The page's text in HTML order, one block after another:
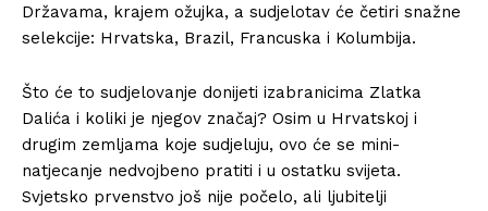
Državama, krajem ožujka, a sudjelotav će četiri snažne
selekcije: Hrvatska, Brazil, Francuska i Kolumbija.
Što će to sudjelovanje donijeti izabranicima Zlatka
Dalića i koliki je njegov značaj? Osim u Hrvatskoj i
drugim zemljama koje sudjeluju, ovo će se mini-
natjecanje nedvojbeno pratiti i u ostatku svijeta.
Svjetsko prvenstvo još nije počelo, ali ljubitelji